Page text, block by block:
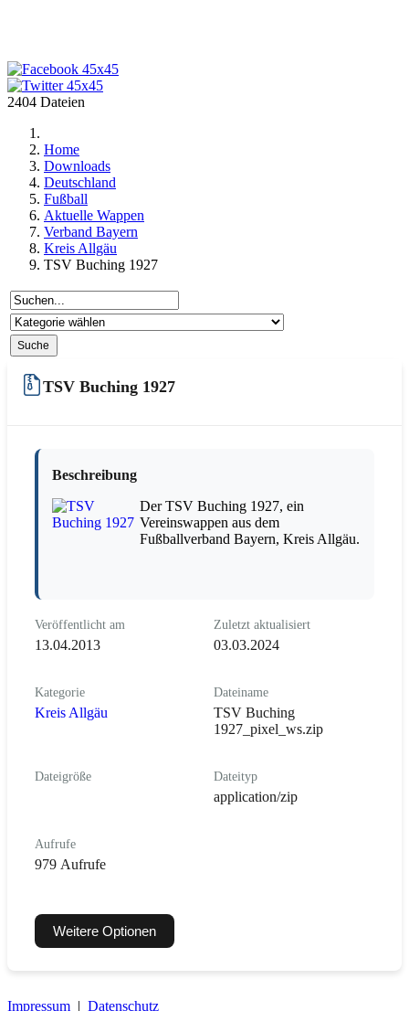
2404 Dateien
Home
Downloads
Deutschland
Fußball
Aktuelle Wappen
Verband Bayern
Kreis Allgäu
TSV Buching 1927
TSV Buching 1927
Beschreibung
Der TSV Buching 1927, ein
Vereinswappen aus dem
Fußballverband Bayern, Kreis Allgäu.
Veröffentlicht am
13.04.2013
Zuletzt aktualisiert
03.03.2024
Kategorie
Kreis Allgäu
Dateiname
TSV Buching
1927_pixel_ws.zip
Dateigröße Dateityp
application/zip
Aufrufe
979 Aufrufe
Weitere Optionen
Impressum | Datenschutz